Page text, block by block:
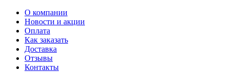
О компании
Новости и акции
Оплата
Как заказать
Доставка
Отзывы
Контакты